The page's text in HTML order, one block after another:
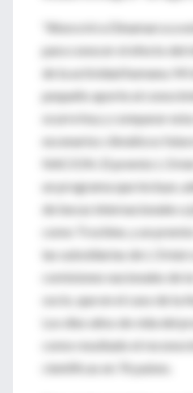
"Ahora iré a Dinamarca a
para conocer el efecto del
de la actividad humana. Mi
pequeño aporte al
ocurre hoy y comparar
escenarios climáticos
NACION. El premio L
un programa que incluye,
de becas internacionales a
como Trochine, y un
las subsidiarias de L Oréal
comisiones nacionales de
socio, que en el caso de la
Los diez años de vida del
como resultado el
científicas en 76 países.